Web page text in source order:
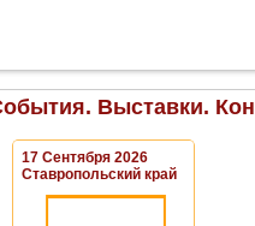
Выставки.
17 Сентября 2026
Ставропольский край